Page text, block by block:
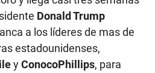
Donald Trump
a los líderes de mas de
estadounidenses,
yConocoPhillips, para